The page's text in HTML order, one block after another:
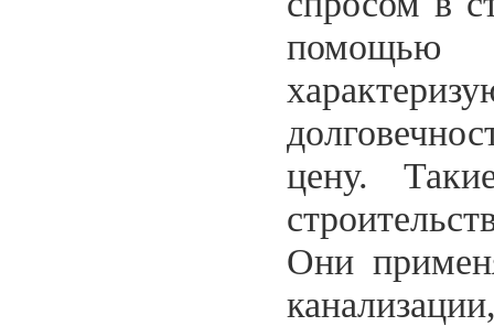
помощью
цену.
Они